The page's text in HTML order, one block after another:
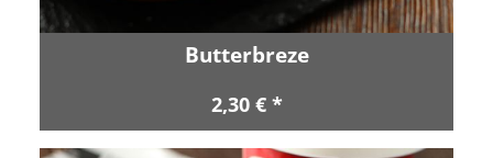
Butterbreze
2,30 € *